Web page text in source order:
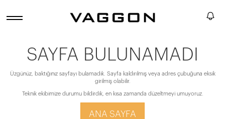
SAYFA BULUNAMADI
Üzgünüz, baktığınız sayfayı bulamadık. Sayfa kaldırılmış veya adres çubuğuna eksik
girilmiş olabilir.
Teknik ekibimize durumu bildirdik, en kısa zamanda düzeltmeyi umuyoruz.
ANA SAYFA